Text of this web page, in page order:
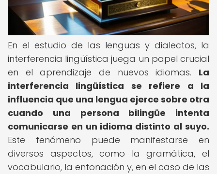
En el estudio de las lenguas y dialectos, la
interferencia lingüística juega un papel crucial
en el aprendizaje de nuevos idiomas. La
interferencia lingüística se refiere a la
influencia que una lengua ejerce sobre otra
cuando una persona bilingüe intenta
comunicarse en un idioma distinto al suyo.
Este fenómeno puede manifestarse en
diversos aspectos, como la gramática, el
vocabulario, la entonación y, en el caso de las